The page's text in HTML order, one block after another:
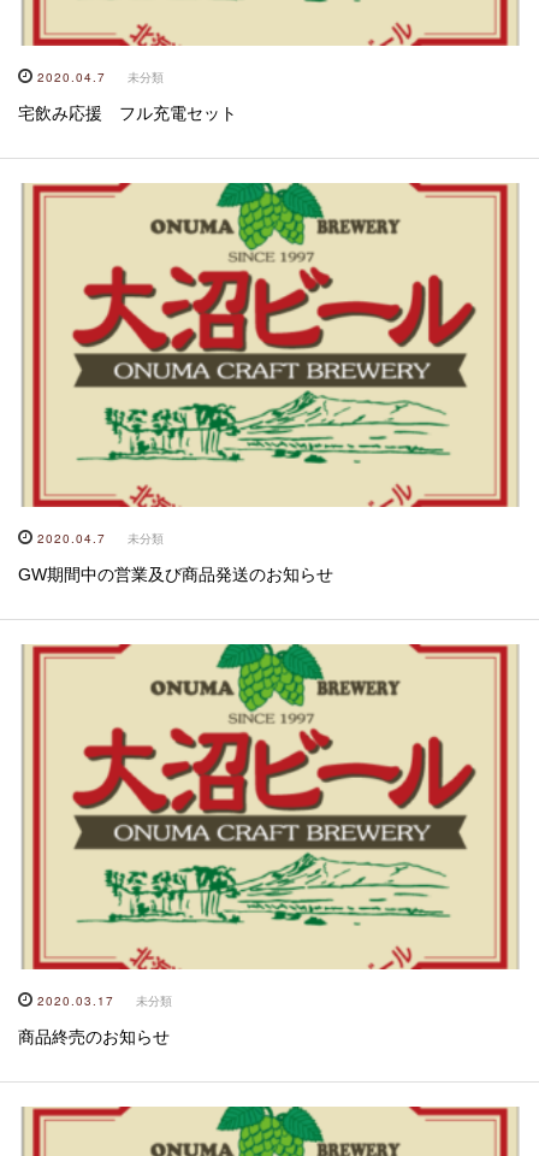
2020.04.7 未分類
宅飲み応援 フル充電セット
2020.04.7 未分類
GW期間中の営業及び商品発送のお知らせ
2020.03.17 未分類
商品終売のお知らせ